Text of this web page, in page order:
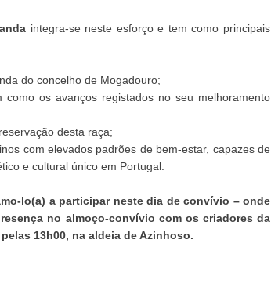
integra-se neste esforço e tem como principais
do concelho de Mogadouro;
os avanços registados no seu melhoramento
desta raça;
com elevados padrões de bem-estar, capazes de
e cultural único em Portugal.
lo(a) a participar neste dia de convívio – onde
no almoço-convívio com os criadores da
13h00, na aldeia de Azinhoso.